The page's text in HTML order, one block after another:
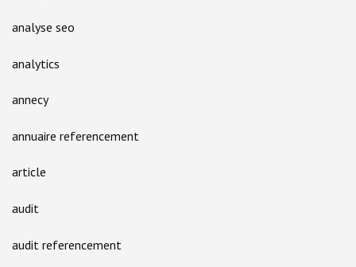
analyse seo
analytics
annecy
annuaire referencement
article
audit
audit referencement